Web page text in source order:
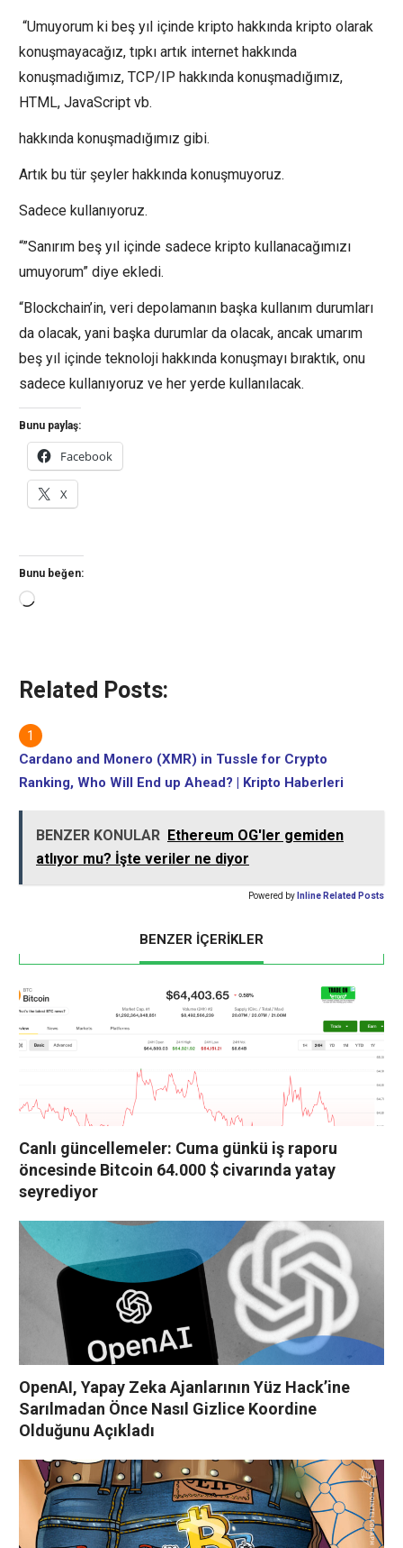
“Umuyorum ki beş yıl içinde kripto hakkında kripto olarak
konuşmayacağız, tıpkı artık internet hakkında
konuşmadığımız, TCP/IP hakkında konuşmadığımız,
HTML, JavaScript vb.
hakkında konuşmadığımız gibi.
Artık bu tür şeyler hakkında konuşmuyoruz.
Sadece kullanıyoruz.
“”Sanırım beş yıl içinde sadece kripto kullanacağımızı
umuyorum” diye ekledi.
“Blockchain’in, veri depolamanın başka kullanım durumları
da olacak, yani başka durumlar da olacak, ancak umarım
beş yıl içinde teknoloji hakkında konuşmayı bıraktık, onu
sadece kullanıyoruz ve her yerde kullanılacak.
Bunu paylaş:
Facebook
X
Bunu beğen:
Yükleniyor...
Related Posts:
Cardano and Monero (XMR) in Tussle for Crypto
Ranking, Who Will End up Ahead? | Kripto Haberleri
BENZER KONULAR Ethereum OG'ler gemiden
atlıyor mu? İşte veriler ne diyor
Powered by Inline Related Posts
BENZER İÇERİKLER
Canlı güncellemeler: Cuma günkü iş raporu
öncesinde Bitcoin 64.000 $ civarında yatay
seyrediyor
OpenAI, Yapay Zeka Ajanlarının Yüz Hack’ine
Sarılmadan Önce Nasıl Gizlice Koordine
Olduğunu Açıkladı